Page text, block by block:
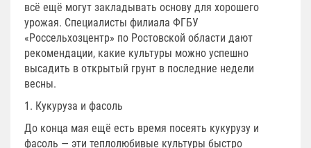
всё ещё могут закладывать основу для хорошего
урожая. Специалисты филиала ФГБУ
«Россельхозцентр» по Ростовской области дают
рекомендации, какие культуры можно успешно
высадить в открытый грунт в последние недели
весны.
1. Кукуруза и фасоль
До конца мая ещё есть время посеять кукурузу и
фасоль — эти теплолюбивые культуры быстро